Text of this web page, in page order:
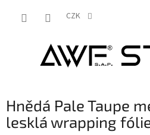
CZK
Hnědá Pale Taupe
lesklá wrapping